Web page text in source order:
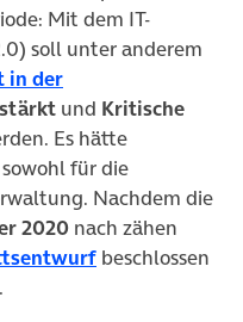
Mit dem IT-
soll unter anderem
in der
neuem Tab)
und Kritische
Es hätte
für die
Nachdem die
2020 nach zähen
(öffnet in
beschlossen